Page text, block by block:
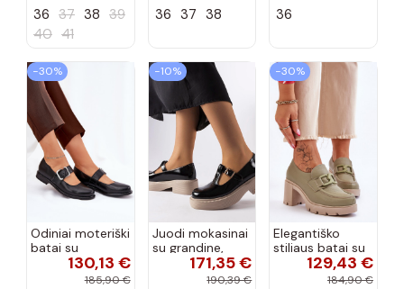
36 37 38 39
40 41
36 37 38
mėlynos spalvos
36
−30%
Odiniai moteriški
batai su
sagtimis Laura
Messi 2980
130,13 €
185,90 €
−10%
Juodi mokasinai
su grandine,
„Vinceza"171,35 €
190,39 €
−30%
Elegantiško
stiliaus batai su
kulniukais ir
ornamentais
129,43 €
184,90 €